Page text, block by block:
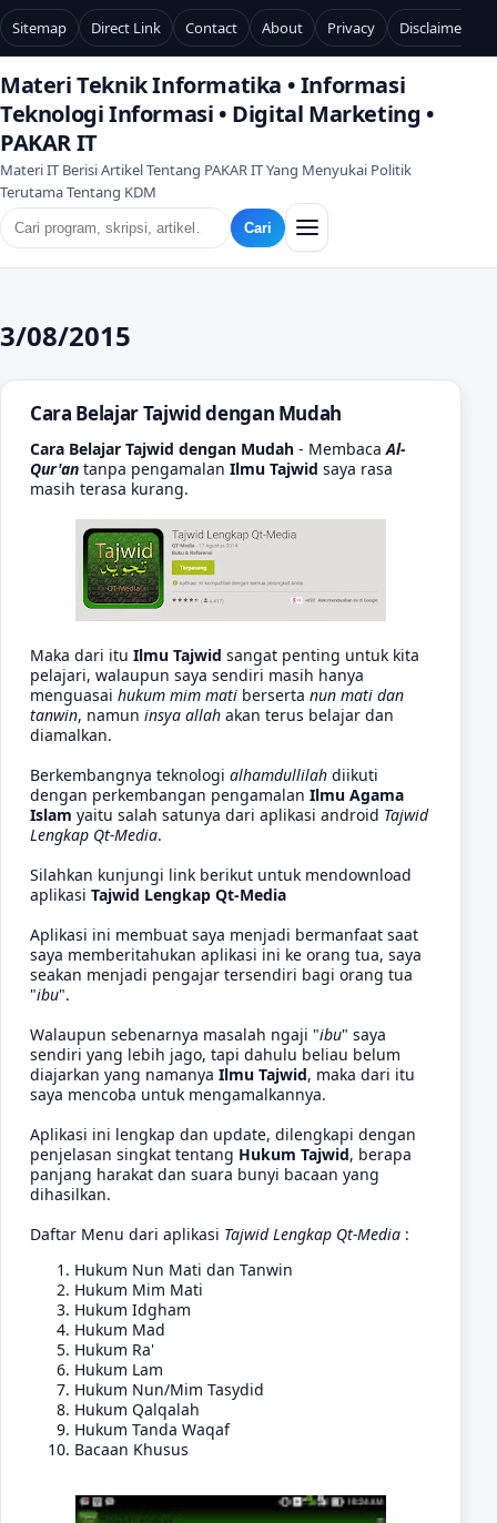
Sitemap Direct Link Contact About Privacy Disclaimer
Materi Teknik Informatika • Informasi
Teknologi Informasi • Digital Marketing •
PAKAR IT
Materi IT Berisi Artikel Tentang PAKAR IT Yang Menyukai Politik
Terutama Tentang KDM
Cari
3/08/2015
Cara Belajar Tajwid dengan Mudah
Cara Belajar Tajwid dengan Mudah - MembacaAl-
Qur'an tanpa pengamalan Ilmu Tajwid saya rasa
masih terasa kurang.
Maka dari itu Ilmu Tajwid sangat penting untuk kita
pelajari, walaupun saya sendiri masih hanya
menguasai hukum mim mati berserta nun mati dan
tanwin, namun insya allah akan terus belajar dan
diamalkan.
Berkembangnya teknologi alhamdullilah diikuti
dengan perkembangan pengamalan Ilmu Agama
Islam yaitu salah satunya dari aplikasi android Tajwid
Lengkap Qt-Media.
Silahkan kunjungi link berikut untuk mendownload
aplikasi Tajwid Lengkap Qt-Media
Aplikasi ini membuat saya menjadi bermanfaat saat
saya memberitahukan aplikasi ini ke orang tua, saya
seakan menjadi pengajar tersendiri bagi orang tua
"ibu".
Walaupun sebenarnya masalah ngaji "ibu" saya
sendiri yang lebih jago, tapi dahulu beliau belum
diajarkan yang namanya Ilmu Tajwid, maka dari itu
saya mencoba untuk mengamalkannya.
Aplikasi ini lengkap dan update, dilengkapi dengan
penjelasan singkat tentang Hukum Tajwid, berapa
panjang harakat dan suara bunyi bacaan yang
dihasilkan.
Daftar Menu dari aplikasi Tajwid Lengkap Qt-Media :
Hukum Nun Mati dan Tanwin
Hukum Mim Mati
Hukum Idgham
Hukum Mad
Hukum Ra'
Hukum Lam
Hukum Nun/Mim Tasydid
Hukum Qalqalah
Hukum Tanda Waqaf
Bacaan Khusus